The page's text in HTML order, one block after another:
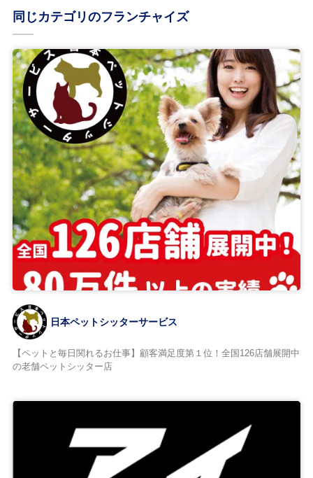
同じカテゴリのフランチャイズ
日本ペットシッターサービス
【ペットと毎日関れるお仕事】顧客満足度第１位！全国126店舗展開中
の老舗ペットシッター店